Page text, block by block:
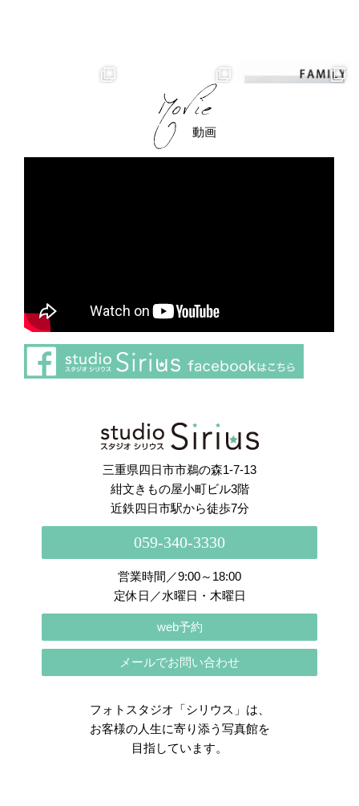
Instagram でフォロー
動画
三重県四日市市鵜の森1-7-13
紺文きもの屋小町ビル3階
近鉄四日市駅から徒歩7分
059-340-3330
営業時間／9:00～18:00
定休日／水曜日・木曜日
web予約
メールでお問い合わせ
フォトスタジオ「シリウス」は、
お客様の人生に寄り添う写真館を
目指しています。